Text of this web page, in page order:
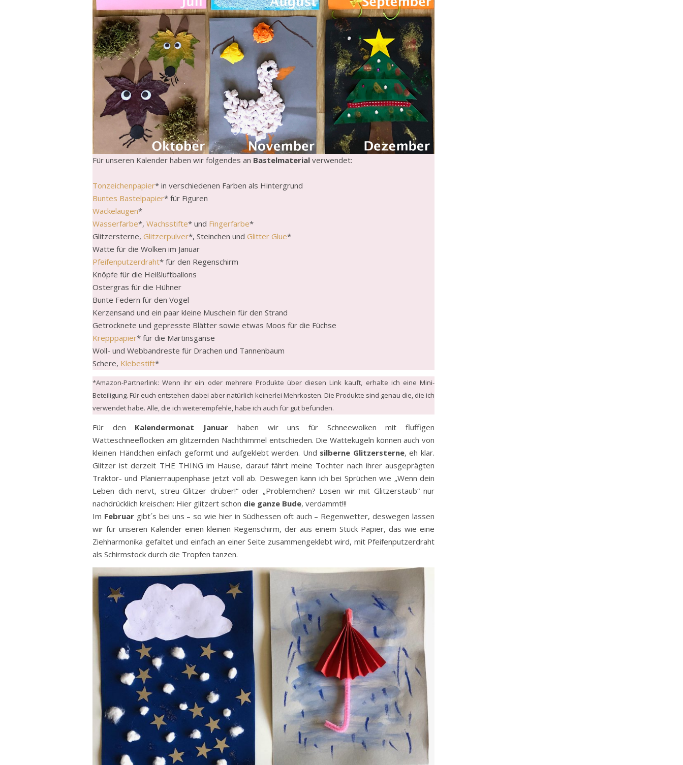
Für unseren Kalender haben wir folgendes an Bastelmaterial verwendet:
Tonzeichenpapier* in verschiedenen Farben als Hintergrund
Buntes Bastelpapier* für Figuren
Wackelaugen*
Wasserfarbe*, Wachsstifte* und Fingerfarbe*
Glitzersterne, Glitzerpulver*, Steinchen und Glitter Glue*
Watte für die Wolken im Januar
Pfeifenputzerdraht* für den Regenschirm
Knöpfe für die Heißluftballons
Ostergras für die Hühner
Bunte Federn für den Vogel
Kerzensand und ein paar kleine Muscheln für den Strand
Getrocknete und gepresste Blätter sowie etwas Moos für die Füchse
Krepppapier* für die Martinsgänse
Woll- und Webbandreste für Drachen und Tannenbaum
Schere, Klebestift*
*Amazon-Partnerlink: Wenn ihr ein oder mehrere Produkte über diesen Link kauft, erhalte ich eine Mini-
Beteiligung. Für euch entstehen dabei aber natürlich keinerlei Mehrkosten. Die Produkte sind genau die, die ich
verwendet habe. Alle, die ich weiterempfehle, habe ich auch für gut befunden.
Für den Kalendermonat Januar haben wir uns für Schneewolken mit fluffigen
Watteschneeflocken am glitzernden Nachthimmel entschieden. Die Wattekugeln können auch von
kleinen Händchen einfach geformt und aufgeklebt werden. Und silberne Glitzersterne, eh klar.
Glitzer ist derzeit THE THING im Hause, darauf fährt meine Tochter nach ihrer ausgeprägten
Traktor- und Planierraupenphase jetzt voll ab. Deswegen kann ich bei Sprüchen wie „Wenn dein
Leben dich nervt, streu Glitzer drüber!“ oder „Problemchen? Lösen wir mit Glitzerstaub“ nur
nachdrücklich kreischen: Hier glitzert schon die ganze Bude, verdammt!!!
Im Februargibt´s bei uns – so wie hier in Südhessen oft auch – Regenwetter, deswegen lassen
wir für unseren Kalender einen kleinen Regenschirm, der aus einem Stück Papier, das wie eine
Ziehharmonika gefaltet und einfach an einer Seite zusammengeklebt wird, mit Pfeifenputzerdraht
als Schirmstock durch die Tropfen tanzen.